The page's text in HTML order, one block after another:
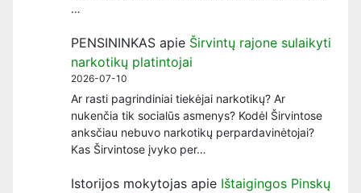
…
PENSININKAS apie Širvintų rajone sulaikyti
narkotikų platintojai
2026-07-10
Ar rasti pagrindiniai tiekėjai narkotikų? Ar
nukenčia tik socialūs asmenys? Kodėl Širvintose
anksčiau nebuvo narkotikų perpardavinėtojai?
Kas Širvintose įvyko per…
Istorijos mokytojas apie Ištaigingos Pinskų